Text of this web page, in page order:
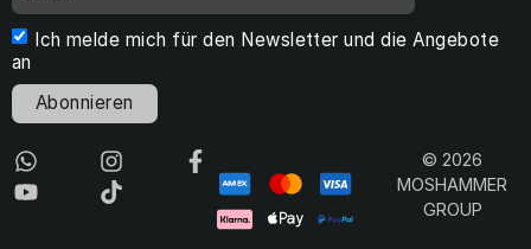
Ich melde mich für den Newsletter und die Angebote
an
Abonnieren
© 2026
MOSHAMMER
GROUP